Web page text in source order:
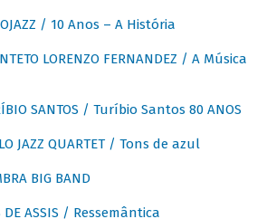
/ 10 Anos – A História
LORENZO FERNANDEZ / A Música
SANTOS / Turíbio Santos 80 ANOS
JAZZ QUARTET / Tons de azul
BIG BAND
DE ASSIS / Ressemântica